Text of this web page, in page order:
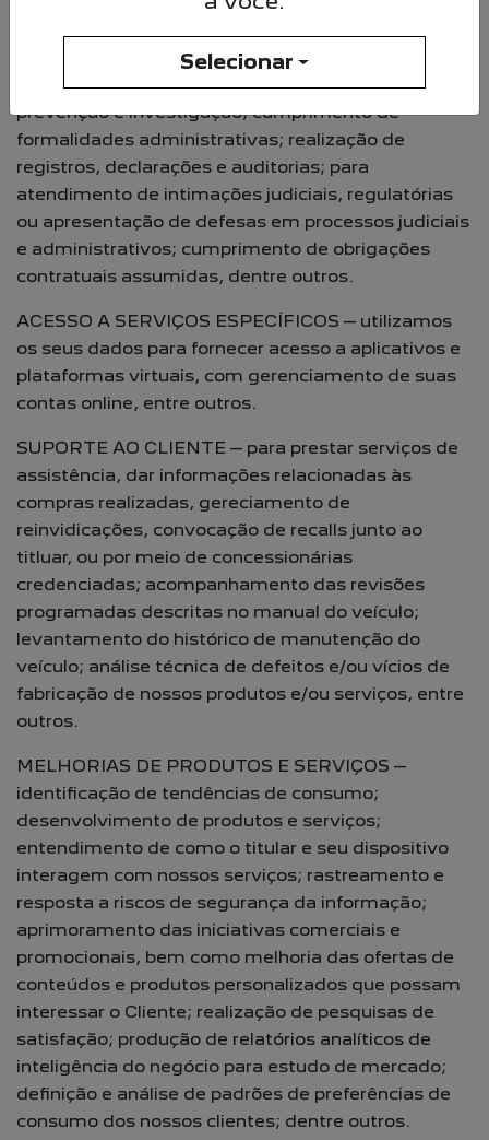
OBRIGAÇÕES LEGAIS – para gerenciamento de
eventos adversos; realização de atividades de
prevenção e investigação; cumprimento de
formalidades administrativas; realização de
registros, declarações e auditorias; para
atendimento de intimações judiciais, regulatórias
ou apresentação de defesas em processos judiciais
e administrativos; cumprimento de obrigações
contratuais assumidas, dentre outros.
ACESSO A SERVIÇOS ESPECÍFICOS – utilizamos
os seus dados para fornecer acesso a aplicativos e
plataformas virtuais, com gerenciamento de suas
contas online, entre outros.
SUPORTE AO CLIENTE – para prestar serviços de
assistência, dar informações relacionadas às
compras realizadas, gereciamento de
reinvidicações, convocação de recalls junto ao
titluar, ou por meio de concessionárias
credenciadas; acompanhamento das revisões
programadas descritas no manual do veículo;
levantamento do histórico de manutenção do
veículo; análise técnica de defeitos e/ou vícios de
fabricação de nossos produtos e/ou serviços, entre
outros.
MELHORIAS DE PRODUTOS E SERVIÇOS –
identificação de tendências de consumo;
desenvolvimento de produtos e serviços;
entendimento de como o titular e seu dispositivo
interagem com nossos serviços; rastreamento e
resposta a riscos de segurança da informação;
aprimoramento das iniciativas comerciais e
promocionais, bem como melhoria das ofertas de
conteúdos e produtos personalizados que possam
interessar o Cliente; realização de pesquisas de
satisfação; produção de relatórios analíticos de
inteligência do negócio para estudo de mercado;
definição e análise de padrões de preferências de
consumo dos nossos clientes; dentre outros.
Selecionar